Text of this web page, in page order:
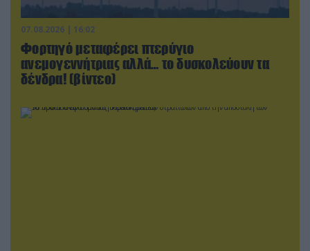
07.08.2026 | 16:02
Φορτηγό μεταφέρει πτερύγιο
ανεμογεννήτριας αλλά… το δυσκολεύουν τα
δένδρα! (βίντεο)